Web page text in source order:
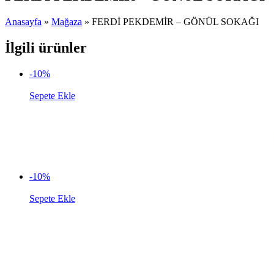
Anasayfa » Mağaza » FERDİ PEKDEMİR – GÖNÜL SOKAĞI
İlgili ürünler
-10%
Sepete Ekle
-10%
Sepete Ekle